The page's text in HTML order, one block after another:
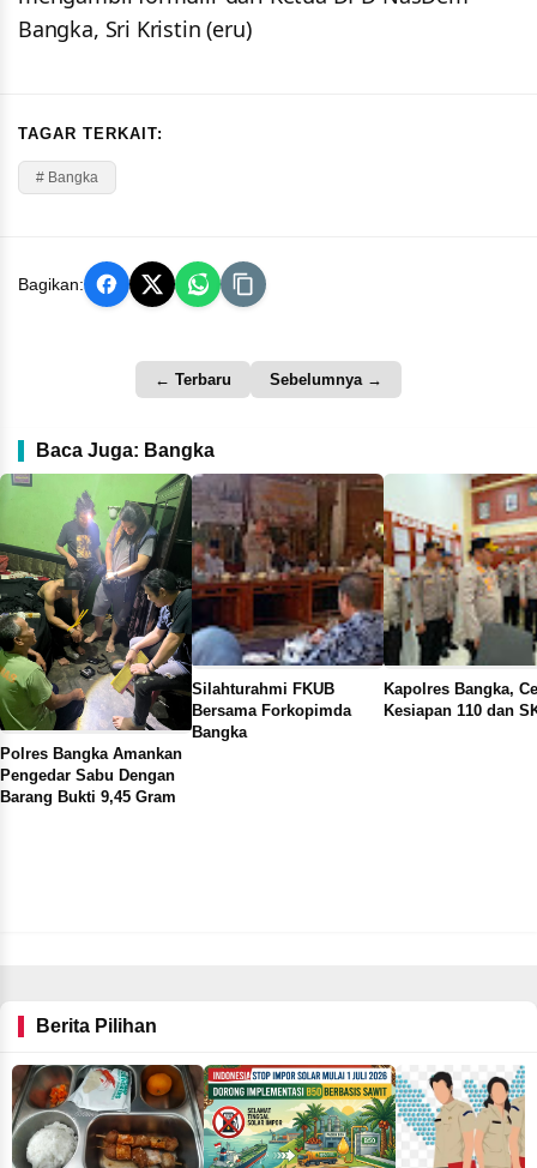
Bangka, Sri Kristin (eru)
TAGAR TERKAIT:
# Bangka
Bagikan:
← Terbaru Sebelumnya →
Baca Juga: Bangka
Polres Bangka Amankan
Pengedar Sabu Dengan
Barang Bukti 9,45 Gram
Silahturahmi FKUB
Bersama Forkopimda
Bangka
Kapolres Bangka,
Kesiapan 110 dan
Berita Pilihan